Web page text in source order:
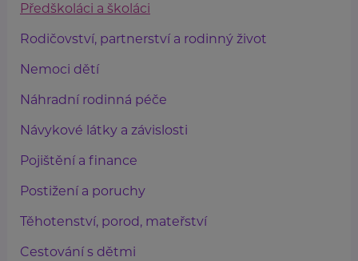
Předškoláci a školáci
Rodičovství, partnerství a rodinný život
Nemoci dětí
Náhradní rodinná péče
Návykové látky a závislosti
Pojištění a finance
Postižení a poruchy
Těhotenství, porod, mateřství
Cestování s dětmi